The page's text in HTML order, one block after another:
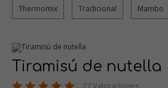
Thermomix Tradicional Mambo
Tiramisú de nutella
27 Valoraciones